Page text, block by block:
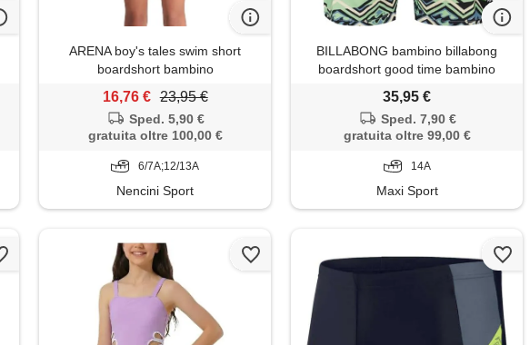
ARENA boy's tales swim short
boardshort bambino
16,76 € 23,95 €
Sped. 5,90 €
gratuita oltre 100,00 €
6/7A;12/13A
Nencini Sport
BILLABONG bambino billabong
boardshort good time bambino
35,95 €
Sped. 7,90 €
gratuita oltre 99,00 €
14A
Maxi Sport